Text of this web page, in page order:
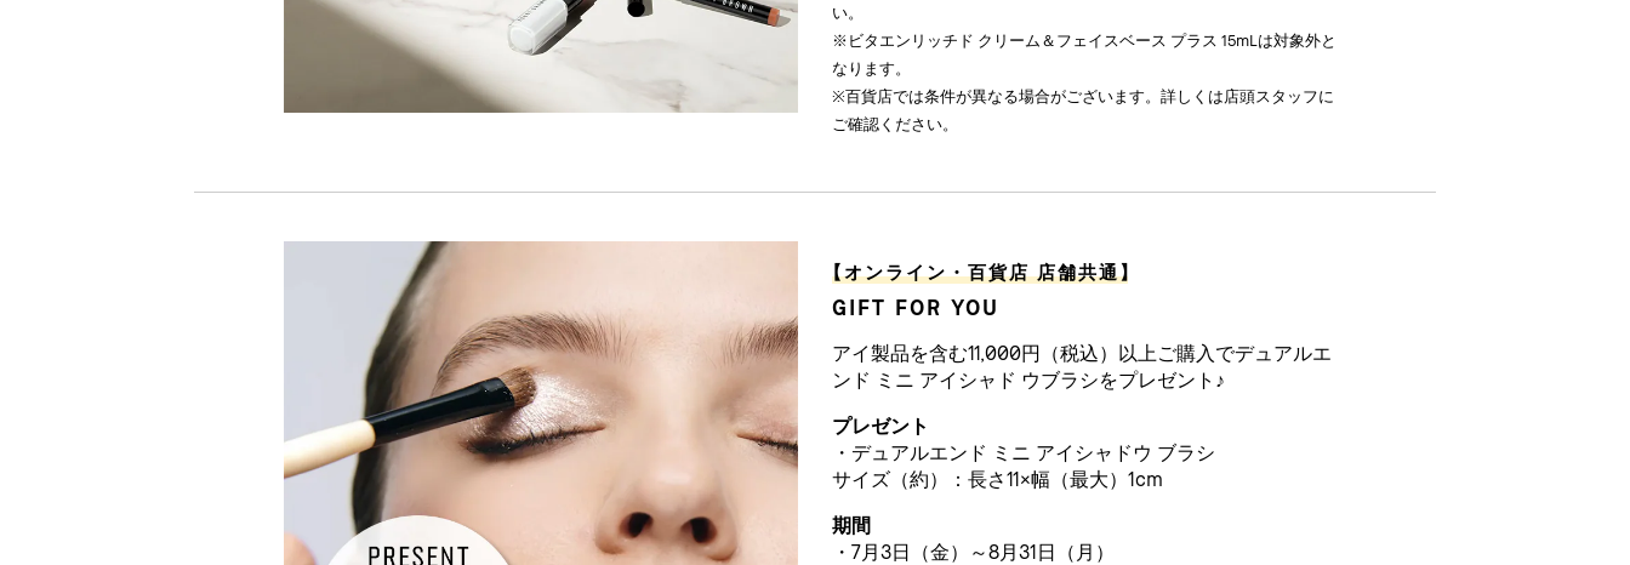
い。
※ビタエンリッチド クリーム＆フェイスベース プラス 15mLは対象外と
なります。
※百貨店では条件が異なる場合がございます。詳しくは店頭スタッフに
ご確認ください。
【 オンライン・百貨店 店舗共通 】
GIFT FOR YOU
アイ製品を含む11,000円（税込）以上ご購入でデュアルエ
ンド ミニ アイシャド ウブラシをプレゼント♪
プレゼント
・デュアルエンド ミニ アイシャドウ ブラシ
サイズ（約）：長さ11×幅（最大）1cm
期間
・7月3日（金）～8月31日（月）